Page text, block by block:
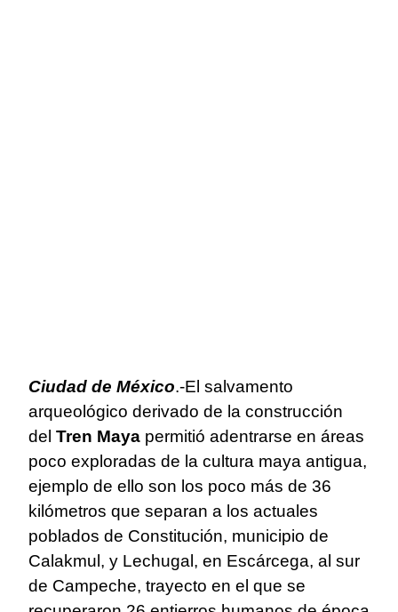
Ciudad de México.-El salvamento
arqueológico derivado de la construcción
del Tren Maya permitió adentrarse en áreas
poco exploradas de la cultura maya antigua,
ejemplo de ello son los poco más de 36
kilómetros que separan a los actuales
poblados de Constitución, municipio de
Calakmul, y Lechugal, en Escárcega, al sur
de Campeche, trayecto en el que se